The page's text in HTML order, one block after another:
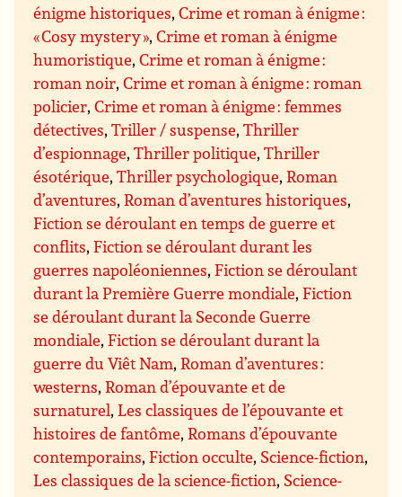
énigme historiques,Crime et roman à énigme :
« Cosy mystery »,Crime et roman à énigme
humoristique,Crime et roman à énigme :
roman noir,Crime et roman à énigme : roman
policier,Crime et roman à énigme : femmes
détectives,Triller / suspense,Thriller
d’espionnage,Thriller politique,Thriller
ésotérique,Thriller psychologique,Roman
d’aventures,Roman d’aventures historiques,
Fiction se déroulant en temps de guerre et
conflits,Fiction se déroulant durant les
guerres napoléoniennes,Fiction se déroulant
durant la Première Guerre mondiale,Fiction
se déroulant durant la Seconde Guerre
mondiale,Fiction se déroulant durant la
guerre du Viêt Nam,Roman d’aventures :
westerns,Roman d’épouvante et de
surnaturel,Les classiques de l’épouvante et
histoires de fantôme,Romans d’épouvante
contemporains,Fiction occulte, Science-fiction,
Les classiques de la science-fiction, Science-